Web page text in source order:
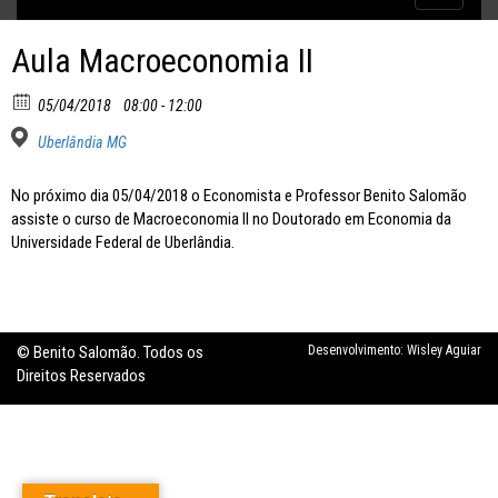
Aula Macroeconomia II
05/04/2018 08:00 - 12:00
Uberlândia MG
No próximo dia 05/04/2018 o Economista e Professor Benito Salomão
assiste o curso de Macroeconomia II no Doutorado em Economia da
Universidade Federal de Uberlândia.
© Benito Salomão. Todos os
Direitos Reservados
Desenvolvimento: Wisley Aguiar